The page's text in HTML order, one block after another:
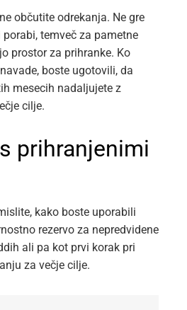
občutite odrekanja. Ne gre
temveč za pametne
prostor za prihranke. Ko
boste ugotovili, da
mesecih nadaljujete z
cilje.
prihranjenimi
kako boste uporabili
rezervo za nepredvidene
ali pa kot prvi korak pri
za večje cilje.